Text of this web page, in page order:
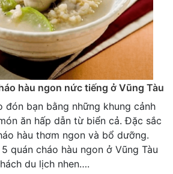
hàu ngon nức tiếng ở Vũng Tàu
đón bạn bằng những khung cảnh
ăn hấp dẫn từ biển cả. Đặc sắc
hàu thơm ngon và bổ dưỡng.
quán cháo hàu ngon ở Vũng Tàu
du lịch nhen….